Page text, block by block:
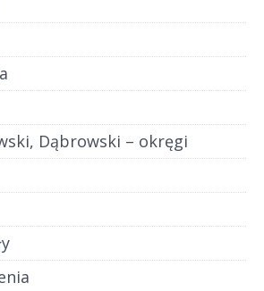
Dąbrowski – okręgi